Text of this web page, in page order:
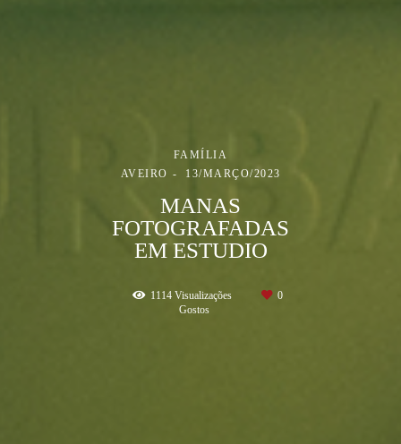
FAMÍLIA
AVEIRO
13/MARÇO/2023
MANAS
FOTOGRAFADAS
EM ESTUDIO
1114Visualizações
0
Gostos